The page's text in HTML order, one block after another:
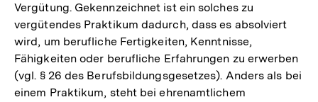
Vergütung. Gekennzeichnet ist ein solches zu
vergütendes Praktikum dadurch, dass es absolviert
wird, um berufliche Fertigkeiten, Kenntnisse,
Fähigkeiten oder berufliche Erfahrungen zu erwerben
(vgl. § 26 des Berufsbildungsgesetzes). Anders als bei
einem Praktikum, steht bei ehrenamtlichem